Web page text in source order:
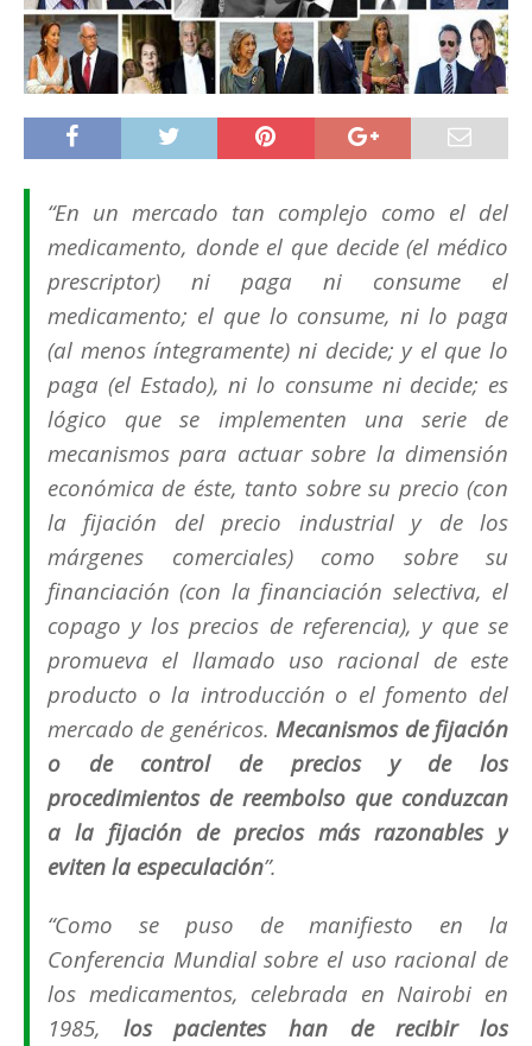
“En un mercado tan complejo como el del
medicamento, donde el que decide (el médico
prescriptor) ni paga ni consume el
medicamento; el que lo consume, ni lo paga
(al menos íntegramente) ni decide; y el que lo
paga (el Estado), ni lo consume ni decide; es
lógico que se implementen una serie de
mecanismos para actuar sobre la dimensión
económica de éste, tanto sobre su precio (con
la fijación del precio industrial y de los
márgenes comerciales) como sobre su
financiación (con la financiación selectiva, el
copago y los precios de referencia), y que se
promueva el llamado uso racional de este
producto o la introducción o el fomento del
mercado de genéricos.Mecanismos de fijación
o de control de precios y de los
procedimientos de reembolso que conduzcan
a la fijación de precios más razonables y
eviten la especulación”.
“Como se puso de manifiesto en la
Conferencia Mundial sobre el uso racional de
los medicamentos, celebrada en Nairobi en
1985, los pacientes han de recibir los